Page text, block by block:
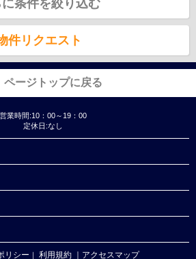
に条件を絞り込む
件リクエスト
ページトップに戻る
営業時間:10：00～19：00
定休日:なし
リシー ｜ 利用規約 ｜アクセスマップ